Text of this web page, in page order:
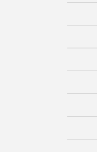
ฉากและเทคนิคพิ
เบื้องหลังการ
แล้ว บีอีซียังพาเร
อีกด้วย ณ จุดนี้ทำใ
เลยทีเดียว ทั้งจอ